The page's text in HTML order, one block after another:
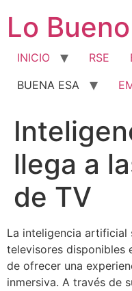
contenido
Lo
INICIO RSE
BUENA ESA
llega a
de TV
La inteligencia artificial
televisores disponibles
de ofrecer una
inmersiva. A través de